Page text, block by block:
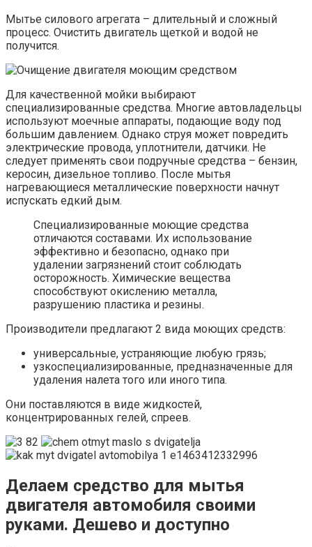
Мытье силового агрегата – длительный и сложный
процесс. Очистить двигатель щеткой и водой не
получится.
Для качественной мойки выбирают
специализированные средства. Многие автовладельцы
используют моечные аппараты, подающие воду под
большим давлением. Однако струя может повредить
электрические провода, уплотнители, датчики. Не
следует применять свои подручные средства – бензин,
керосин, дизельное топливо. После мытья
нагревающиеся металлические поверхности начнут
испускать едкий дым.
Специализированные моющие средства
отличаются составами. Их использование
эффективно и безопасно, однако при
удалении загрязнений стоит соблюдать
осторожность. Химические вещества
способствуют окислению металла,
разрушению пластика и резины.
Производители предлагают 2 вида моющих средств:
универсальные, устраняющие любую грязь;
узкоспециализированные, предназначенные для
удаления налета того или иного типа.
Они поставляются в виде жидкостей,
концентрированных гелей, спреев.
Делаем средство для мытья
двигателя автомобиля своими
руками. Дешево и доступно